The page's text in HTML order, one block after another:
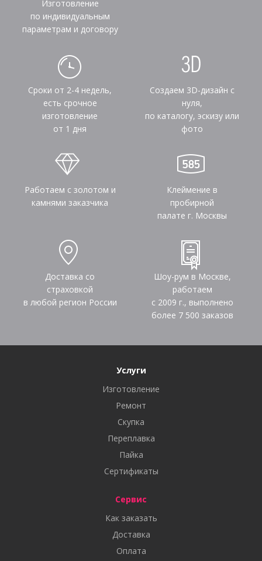
Изготовление
по индивидуальным
параметрам и договору
Сроки от 2-4 недель,
есть срочное
изготовление
от 1 дня
Создаем 3D-дизайн с
нуля,
по каталогу, эскизу или
фото
Работаем с золотом и
камнями заказчика
Клеймение в
пробирной
палате г. Москвы
Доставка со
страховкой
в любой регион России
Шоу-рум в Москве,
работаем
с 2009 г., выполнено
более 7 500 заказов
Услуги
Изготовление
Ремонт
Скупка
Переплавка
Пайка
Сертификаты
Сервис
Как заказать
Доставка
Оплата